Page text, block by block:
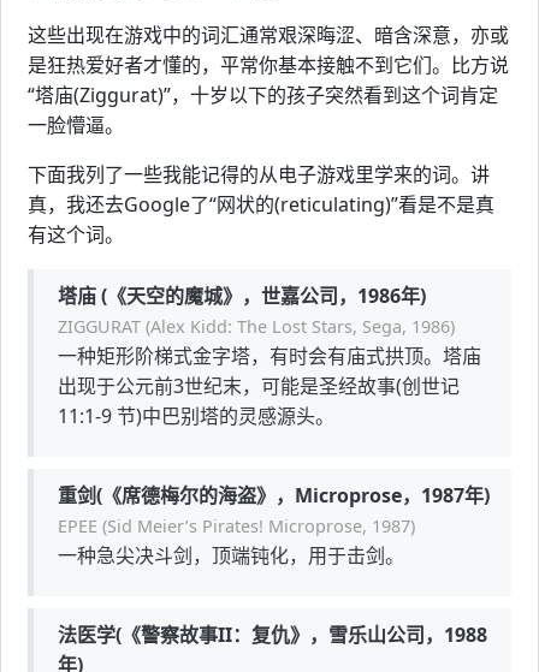
这些出现在游戏中的词汇通常艰深晦涩、暗含深意，亦或
是狂热爱好者才懂的，平常你基本接触不到它们。比方说
“塔庙(Ziggurat)”，十岁以下的孩子突然看到这个词肯定
一脸懵逼。
下面我列了一些我能记得的从电子游戏里学来的词。讲
真，我还去Google了“网状的(reticulating)”看是不是真
有这个词。
塔庙 (《天空的魔城》，世嘉公司，1986年)
ZIGGURAT (Alex Kidd: The Lost Stars, Sega, 1986)
一种矩形阶梯式金字塔，有时会有庙式拱顶。塔庙
出现于公元前3世纪末，可能是圣经故事(创世记
11:1-9 节)中巴别塔的灵感源头。
重剑(《席德梅尔的海盗》，Microprose，1987年)
EPEE (Sid Meier’s Pirates! Microprose, 1987)
一种急尖决斗剑，顶端钝化，用于击剑。
法医学(《警察故事II：复仇》，雪乐山公司，1988
年)